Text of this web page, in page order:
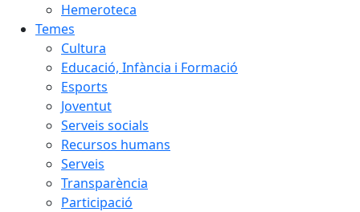
Hemeroteca
Temes
Cultura
Educació, Infància i Formació
Esports
Joventut
Serveis socials
Recursos humans
Serveis
Transparència
Participació